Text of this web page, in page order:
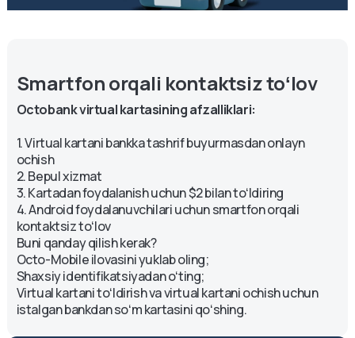
⠀
Aksariyat telefonlarda siz toʻlash uchun foydalanishingiz
mumkin boʻlgan chip mavjud. Telefoningizni terminalga
⠀
Qanday afzalliklari bor?
1. Bu xavfsiz!
2. Agar siz hamyonni yoki kartangizni uyda unutib
qoʻysangiz, bu qulay.
3. Hamyonsiz, faqat telefoningiz bilan oziq-ovqat xarid
qilish osonroq.
⠀
Buning uchun nima kerak?
1.Android 6.0 yoki undan yuqori versiya* asosidagi
telefon: NFC modulli Samsung, HTC, OPPO, Huawei,